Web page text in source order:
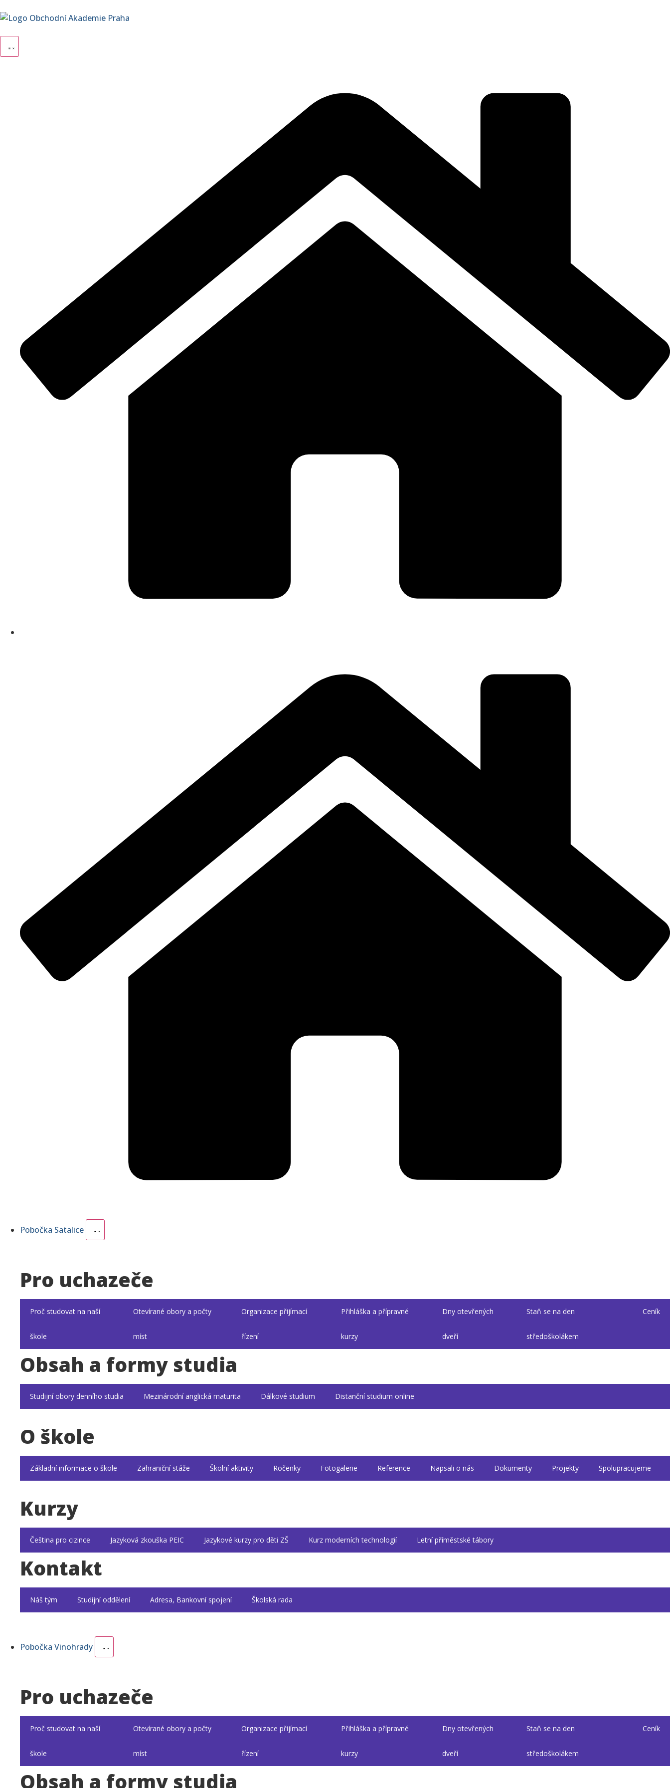
Pobočka Satalice
Pro uchazeče
Proč studovat na naší
škole
Otevírané obory a počty
míst
Organizace přijímací
řízení
Přihláška a přípravné
kurzy
Dny otevřených
dveří
Staň se na den
středoškolákem
Ceník
Obsah a formy studia
Studijní obory denního studia Mezinárodní anglická maturita Dálkové studium Distanční studium online
O škole
Základní informace o škole Zahraniční stáže Školní aktivity Ročenky Fotogalerie Reference Napsali o nás Dokumenty Projekty Spolupracujeme
Kurzy
Čeština pro cizince Jazyková zkouška PEIC Jazykové kurzy pro děti ZŠ Kurz moderních technologií Letní příměstské tábory
Kontakt
Náš tým Studijní oddělení Adresa, Bankovní spojení Školská rada
Pobočka Vinohrady
Pro uchazeče
Proč studovat na naší
škole
Otevírané obory a počty
míst
Organizace přijímací
řízení
Přihláška a přípravné
kurzy
Dny otevřených
dveří
Staň se na den
středoškolákem
Ceník
Obsah a formy studia